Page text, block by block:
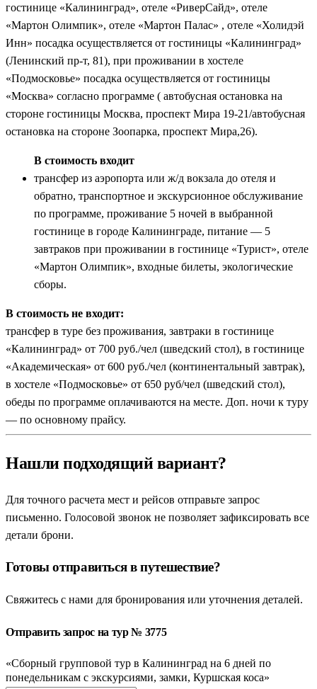
гостинице «Калининград», отеле «РиверСайд», отеле
«Мартон Олимпик», отеле «Мартон Палас» , отеле «Холидэй
Инн» посадка осуществляется от гостиницы «Калининград»
(Ленинский пр-т, 81), при проживании в хостеле
«Подмосковье» посадка осуществляется от гостиницы
«Москва» согласно программе ( автобусная остановка на
стороне гостиницы Москва, проспект Мира 19-21/автобусная
остановка на стороне Зоопарка, проспект Мира,26).
В стоимость входит
трансфер из аэропорта или ж/д вокзала до отеля и
обратно, транспортное и экскурсионное обслуживание
по программе, проживание 5 ночей в выбранной
гостинице в городе Калининграде, питание — 5
завтраков при проживании в гостинице «Турист», отеле
«Мартон Олимпик», входные билеты, экологические
сборы.
В стоимость не входит:
трансфер в туре без проживания, завтраки в гостинице
«Калининград» от 700 руб./чел (шведский стол), в гостинице
«Академическая» от 600 руб./чел (континентальный завтрак),
в хостеле «Подмосковье» от 650 руб/чел (шведский стол),
обеды по программе оплачиваются на месте. Доп. ночи к туру
— по основному прайсу.
Нашли подходящий вариант?
Для точного расчета мест и рейсов отправьте запрос
письменно. Голосовой звонок не позволяет зафиксировать все
детали брони.
Готовы отправиться в путешествие?
Свяжитесь с нами для бронирования или уточнения деталей.
Отправить запрос на тур № 3775
«Сборный групповой тур в Калининград на 6 дней по
понедельникам с экскурсиями, замки, Куршская коса»